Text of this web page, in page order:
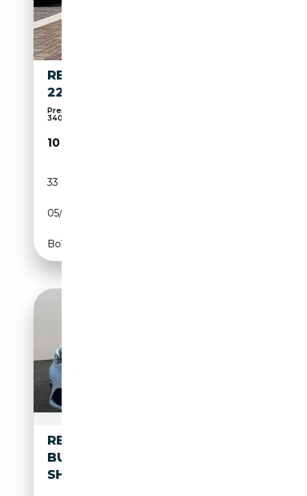
RENAULT TWINGO TWINGO
22KWH INTENS
Prenota con soli 250€ - Chiama Subito al
340316605...
10 300€
33 047 km
05/2022
Boîte automatique
RENAULT CLIO TCE 90
BUSINESS EDITION NAVI LED
SHZ